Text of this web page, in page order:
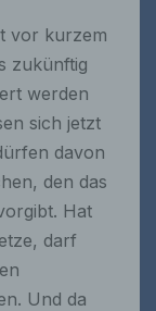
vor kurzem
zukünftig
werden
sich jetzt
davon
den das
Hat
darf
Und da